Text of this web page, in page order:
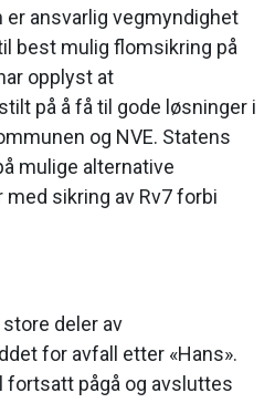
ansvarlig vegmyndighet
best mulig flomsikring på
opplyst at
på å få til gode løsninger i
og NVE. Statens
mulige alternative
sikring av Rv7 forbi
deler av
for avfall etter «Hans».
fortsatt pågå og avsluttes